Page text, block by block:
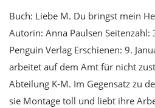
Buch: Liebe M. Du bringst mein
Autorin: Anna Paulsen Seitenzahl:
Penguin Verlag Erschienen: 9.
arbeitet auf dem Amt für nicht
Abteilung K-M. Im Gegensatz zu
sie Montage toll und liebt ihre